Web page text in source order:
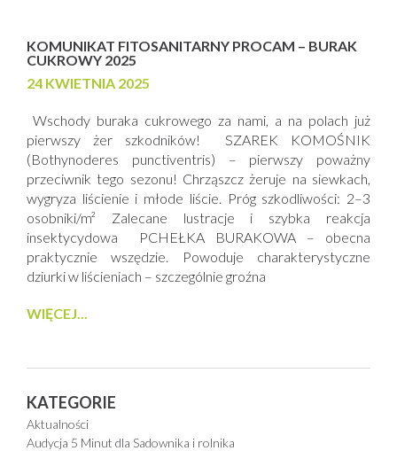
KOMUNIKAT FITOSANITARNY PROCAM – BURAK
CUKROWY 2025
24 KWIETNIA 2025
Wschody buraka cukrowego za nami, a na polach już
pierwszy żer szkodników! SZAREK KOMOŚNIK
(Bothynoderes punctiventris) – pierwszy poważny
przeciwnik tego sezonu! Chrząszcz żeruje na siewkach,
wygryza liścienie i młode liście. Próg szkodliwości: 2–3
osobniki/m² Zalecane lustracje i szybka reakcja
insektycydowa PCHEŁKA BURAKOWA – obecna
praktycznie wszędzie. Powoduje charakterystyczne
dziurki w liścieniach – szczególnie groźna
WIĘCEJ...
KATEGORIE
Aktualności
Audycja 5 Minut dla Sadownika i rolnika